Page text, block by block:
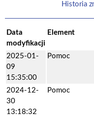
Historia
Data
modyfikacji
Element
2025-01-
09
15:35:00
Pomoc
2024-12-
30
13:18:32
Pomoc